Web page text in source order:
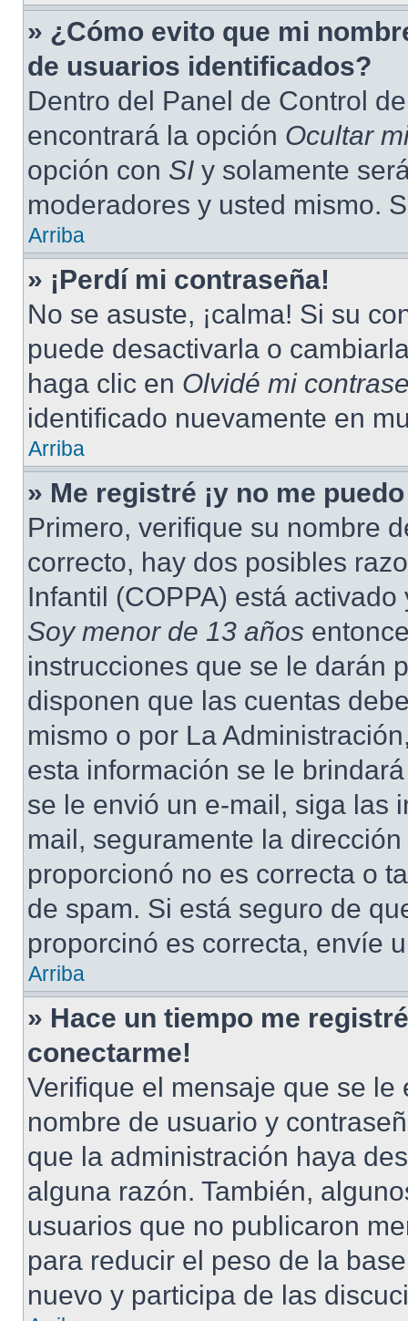
» ¿Cómo evito que mi
de usuarios identificados?
Dentro del Panel de Control
encontrará la opción Ocultar
opción con SI y solamente
moderadores y usted mismo.
Arriba
» ¡Perdí mi contraseña!
No se asuste, ¡calma! Si su
puede desactivarla o
haga clic en Olvidé mi
identificado nuevamente en
Arriba
» Me registré ¡y no me
Primero, verifique su nombre
correcto, hay dos posibles
Infantil (COPPA) está
Soy menor de 13 años
instrucciones que se le darán
disponen que las cuentas
mismo o por La
esta información se le
se le envió un e-mail, siga las
mail, seguramente la
proporcionó no es correcta o
de spam. Si está seguro de
proporcinó es correcta, envíe
Arriba
» Hace un tiempo me
conectarme!
Verifique el mensaje que se
nombre de usuario y
que la administración haya
alguna razón. También,
usuarios que no publicaron
para reducir el peso de la
nuevo y participa de las